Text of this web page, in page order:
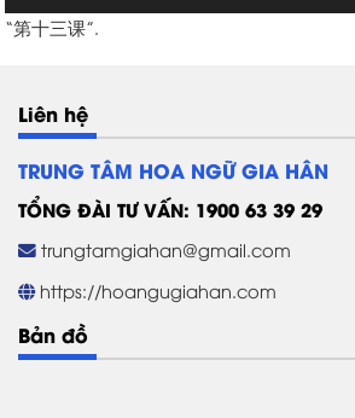
Audio
“第十三课”.
Liên hệ
TRUNG TÂM HOA NGỮ GIA HÂN
TỔNG ĐÀI TƯ VẤN: 1900 63 39 29
trungtamgiahan@gmail.com
https://hoangugiahan.com
Bản đồ